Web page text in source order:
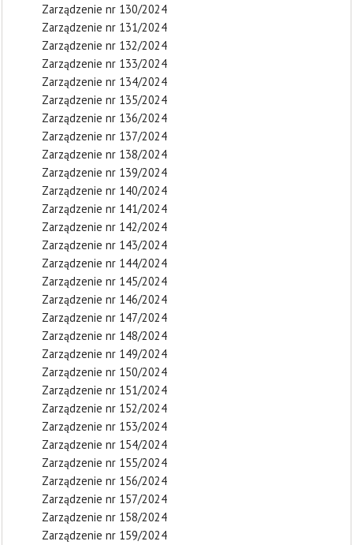
Zarządzenie nr 130/2024
Zarządzenie nr 131/2024
Zarządzenie nr 132/2024
Zarządzenie nr 133/2024
Zarządzenie nr 134/2024
Zarządzenie nr 135/2024
Zarządzenie nr 136/2024
Zarządzenie nr 137/2024
Zarządzenie nr 138/2024
Zarządzenie nr 139/2024
Zarządzenie nr 140/2024
Zarządzenie nr 141/2024
Zarządzenie nr 142/2024
Zarządzenie nr 143/2024
Zarządzenie nr 144/2024
Zarządzenie nr 145/2024
Zarządzenie nr 146/2024
Zarządzenie nr 147/2024
Zarządzenie nr 148/2024
Zarządzenie nr 149/2024
Zarządzenie nr 150/2024
Zarządzenie nr 151/2024
Zarządzenie nr 152/2024
Zarządzenie nr 153/2024
Zarządzenie nr 154/2024
Zarządzenie nr 155/2024
Zarządzenie nr 156/2024
Zarządzenie nr 157/2024
Zarządzenie nr 158/2024
Zarządzenie nr 159/2024